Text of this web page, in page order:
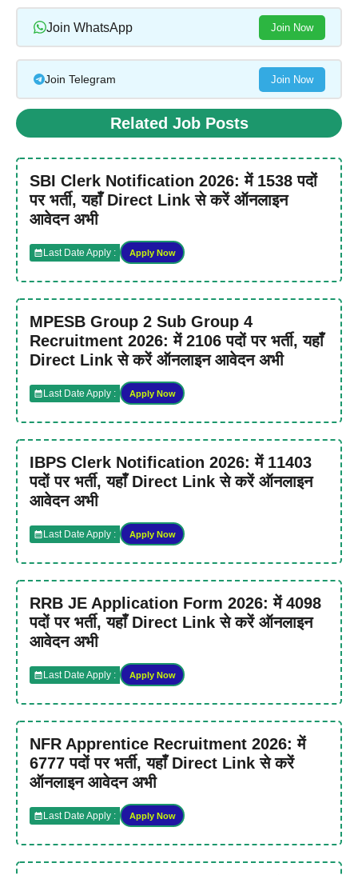
Join WhatsApp Join Now
Join Telegram Join Now
Related Job Posts
SBI Clerk Notification 2026: में 1538 पदों
पर भर्ती, यहाँ Direct Link से करें ऑनलाइन
आवेदन अभी
Last Date Apply : Apply Now
MPESB Group 2 Sub Group 4
Recruitment 2026: में 2106 पदों पर भर्ती, यहाँ
Direct Link से करें ऑनलाइन आवेदन अभी
Last Date Apply : Apply Now
IBPS Clerk Notification 2026: में 11403
पदों पर भर्ती, यहाँ Direct Link से करें ऑनलाइन
आवेदन अभी
Last Date Apply : Apply Now
RRB JE Application Form 2026: में 4098
पदों पर भर्ती, यहाँ Direct Link से करें ऑनलाइन
आवेदन अभी
Last Date Apply : Apply Now
NFR Apprentice Recruitment 2026: में
6777 पदों पर भर्ती, यहाँ Direct Link से करें
ऑनलाइन आवेदन अभी
Last Date Apply : Apply Now